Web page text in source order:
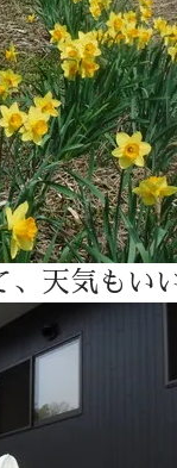
、天気もい